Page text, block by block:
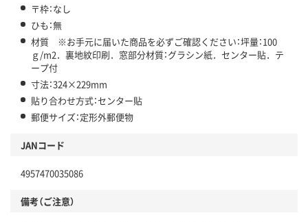
〒枠：なし
ひも：無
材質 ※お手元に届いた商品を必ずご確認ください：坪量：100
ｇ/m2．裏地紋印刷．窓部分材質：グラシン紙．センター貼．テ
ープ付
寸法：324×229mm
貼り合わせ方式：センター貼
郵便サイズ：定形外郵便物
JANコード
4957470035086
備考（ご注意）